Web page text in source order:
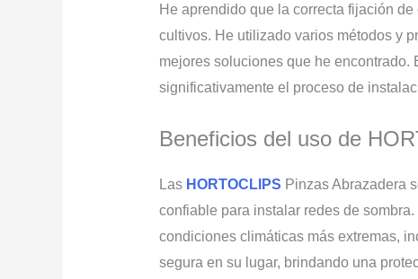
He aprendido que la correcta fijación
cultivos. He utilizado varios métodos y
mejores soluciones que he
significativamente el proceso de
Beneficios del uso de
Las HORTOCLIPS Pinzas Abrazadera
confiable para instalar redes de
condiciones climáticas más extremas,
segura en su lugar, brindando una